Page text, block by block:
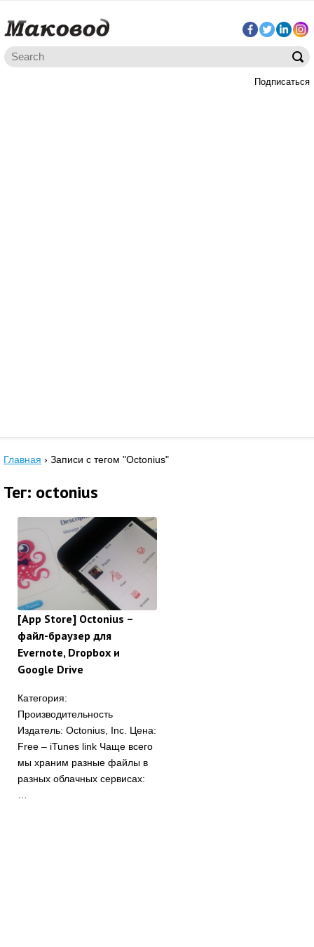
Подписаться
Главная › Записи с тегом "Octonius"
Тег: octonius
[App Store] Octonius –
файл-браузер для
Evernote, Dropbox и
Google Drive
Категория:
Производительность
Издатель: Octonius, Inc. Цена:
Free – iTunes link Чаще всего
мы храним разные файлы в
разных облачных сервисах: